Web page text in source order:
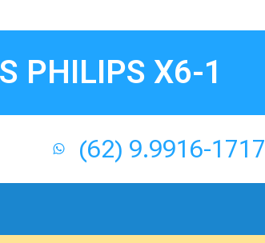
PHILIPS X6-1
(62) 9.9916-1717